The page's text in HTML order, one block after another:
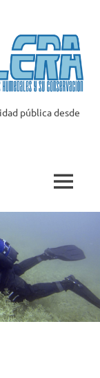
pública desde
MENÚ